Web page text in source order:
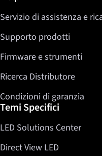
Servizio di assistenza e
Supporto prodotti
Firmware e strumenti
Ricerca Distributore
Condizioni di garanzia
Temi Specifici
LED Solutions Center
Direct View LED